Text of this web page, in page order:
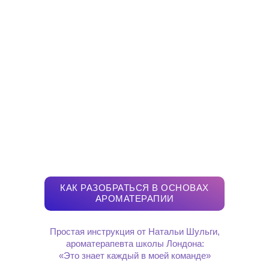
Простая инструкция от Натальи Шульги,
ароматерапевта школы Лондона:
«Это знает каждый в моей команде»
КАК РАЗОБРАТЬСЯ В ОСНОВАХ
АРОМАТЕРАПИИ